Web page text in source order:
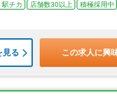
駅チカ 店舗数30以上 積極採用中
見る この求人に興